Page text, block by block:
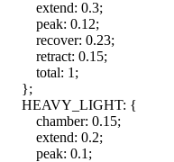
extend: 0.3;
peak: 0.12;
recover: 0.23;
retract: 0.15;
total: 1 ;
};
HEAVY_LIGHT: {
chamber: 0.15;
extend: 0.2;
peak: 0.1 ;